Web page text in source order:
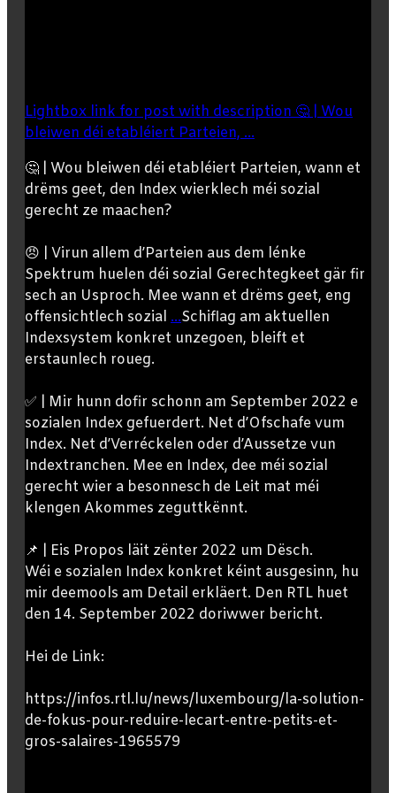
Lightbox link for post with description 🤔 | Wou
bleiwen déi etabléiert Parteien, ...
🤔 | Wou bleiwen déi etabléiert Parteien, wann et
drëms geet, den Index wierklech méi sozial
gerecht ze maachen?
😠 | Virun allem d’Parteien aus dem lénke
Spektrum huelen déi sozial Gerechtegkeet gär fir
sech an Usproch. Mee wann et drëms geet, eng
offensichtlech sozial ...Schiflag am aktuellen
Indexsystem konkret unzegoen, bleift et
erstaunlech roueg.
✅ | Mir hunn dofir schonn am September 2022 e
sozialen Index gefuerdert. Net d’Ofschafe vum
Index. Net d’Verréckelen oder d’Aussetze vun
Indextranchen. Mee en Index, dee méi sozial
gerecht wier a besonnesch de Leit mat méi
klengen Akommes zeguttkënnt.
📌 | Eis Propos läit zënter 2022 um Dësch.
Wéi e sozialen Index konkret kéint ausgesinn, hu
mir deemools am Detail erkläert. Den RTL huet
den 14. September 2022 doriwwer bericht.
Hei de Link:
https://infos.rtl.lu/news/luxembourg/la-solution-
de-fokus-pour-reduire-lecart-entre-petits-et-
gros-salaires-1965579